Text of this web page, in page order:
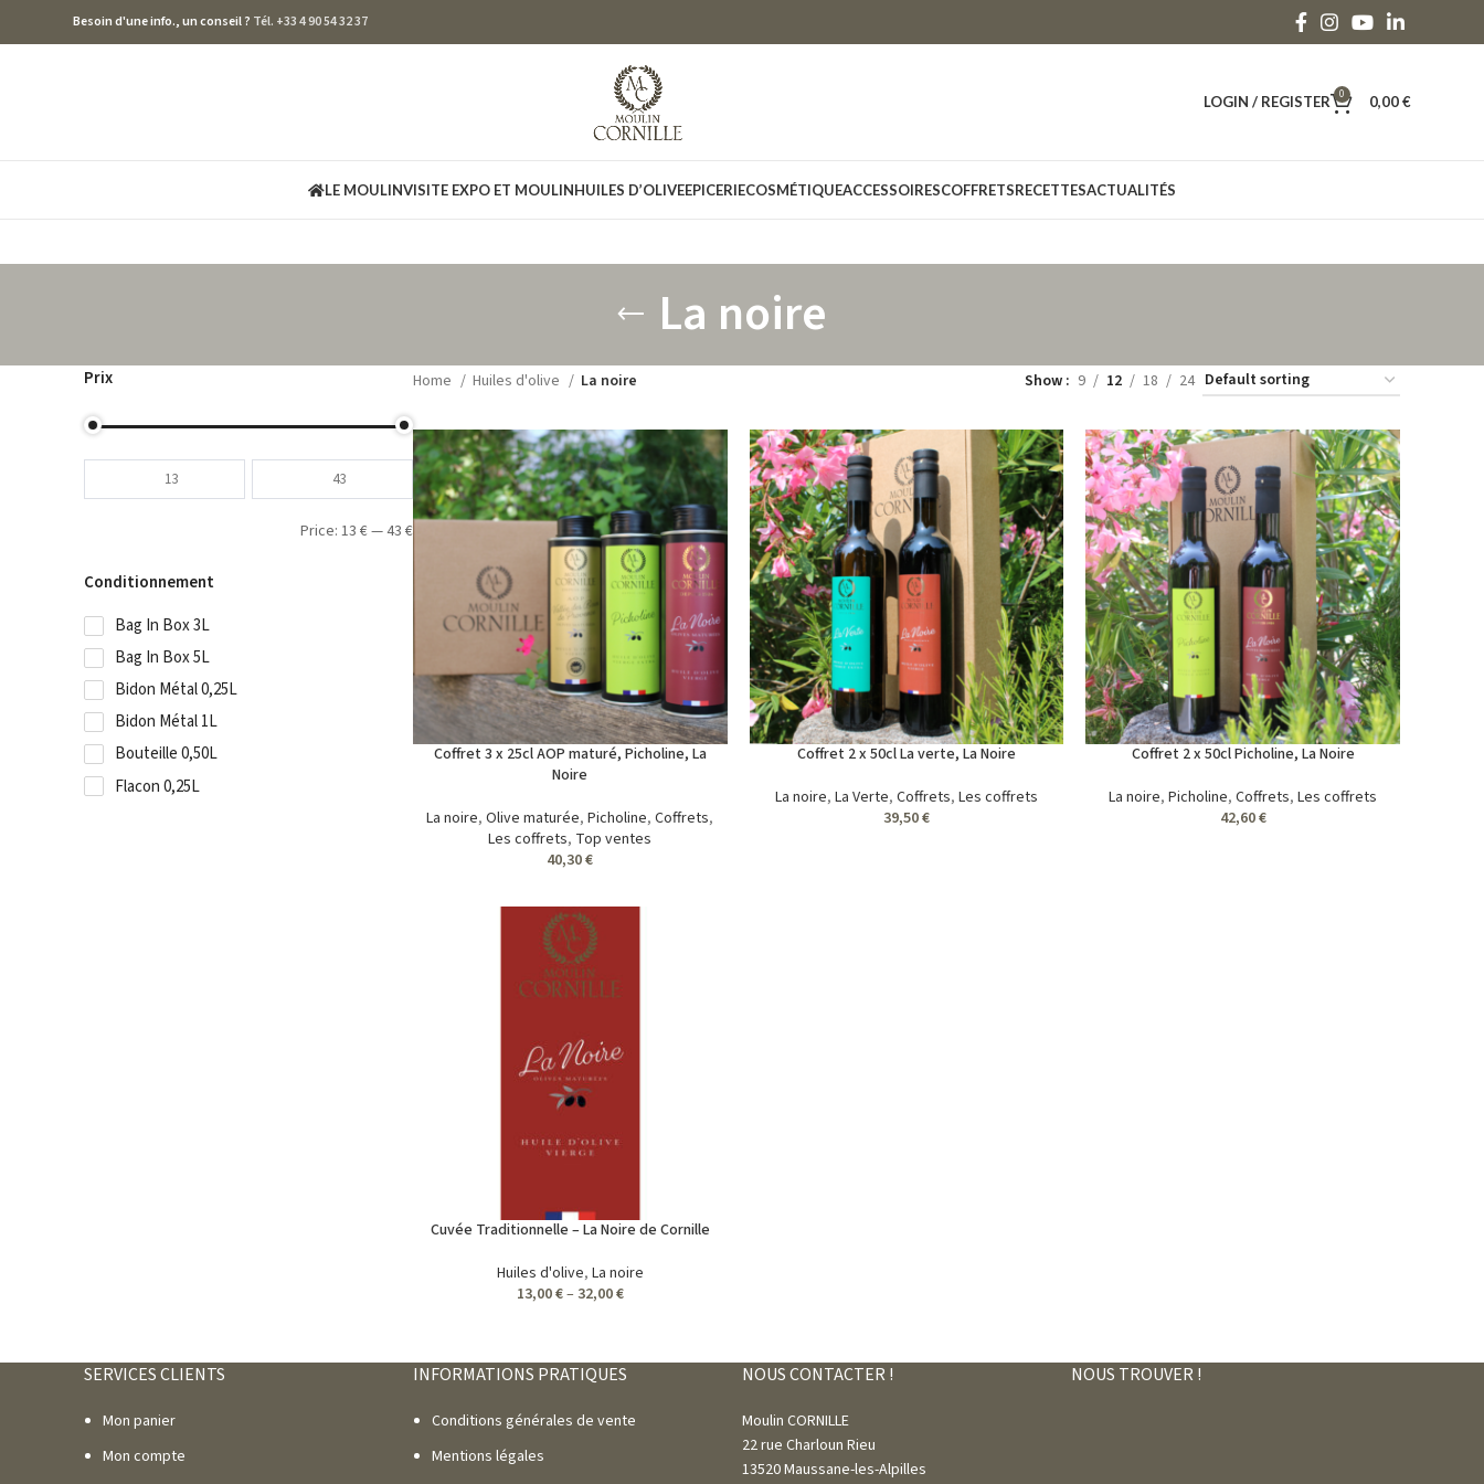
Besoin d'une info., un conseil ? Tél. +33 4 90 54 32 37
LOGIN / REGISTER 0 0,00€
LE MOULINVISITE EXPO ET MOULINHUILES D’OLIVEEPICERIECOSMÉTIQUEACCESSOIRESCOFFRETSRECETTESACTUALITÉS
La noire
Prix
Price: 13 €—43 €
Conditionnement
Bag In Box 3L
Bag In Box 5L
Bidon Métal 0,25L
Bidon Métal 1L
Bouteille 0,50L
Flacon 0,25L
Home Huiles d'olive La noire Show 9 12 18 24
Coffret 3 x 25cl AOP maturé, Picholine, La
Noire
La noire,Olive maturée,Picholine,Coffrets,
Les coffrets, Top ventes
40,30€
Coffret 2 x 50cl La verte, La Noire
La noire, La Verte, Coffrets, Les coffrets
39,50€
Coffret 2 x 50cl Picholine, La Noire
La noire,Picholine,Coffrets,Les coffrets
42,60€
Cuvée Traditionnelle – La Noire de Cornille
Huiles d'olive, La noire
13,00€– 32,00€
SERVICES CLIENTS
Mon panier
Mon compte
INFORMATIONS PRATIQUES
Conditions générales de vente
Mentions légales
NOUS CONTACTER !
Moulin CORNILLE
22 rue Charloun Rieu
13520 Maussane-les-Alpilles
NOUS TROUVER !